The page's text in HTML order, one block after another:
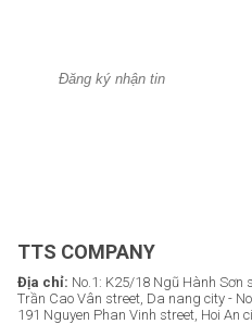
TTS COMPANY
Địa chỉ: No.1: K25/18 Ngũ Hành Sơn
Trần Cao Vân street, Da nang city -
191 Nguyen Phan Vinh street, Hoi An